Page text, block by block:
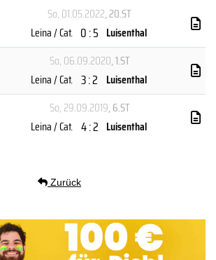
So, 01.05.2022, 20.ST
Leina / Cat. 0 : 5 Luisenthal
So, 06.09.2020, 1.ST
Leina / Cat. 3 : 2 Luisenthal
So, 29.09.2019, 6.ST
Leina / Cat. 4 : 2 Luisenthal
Zurück